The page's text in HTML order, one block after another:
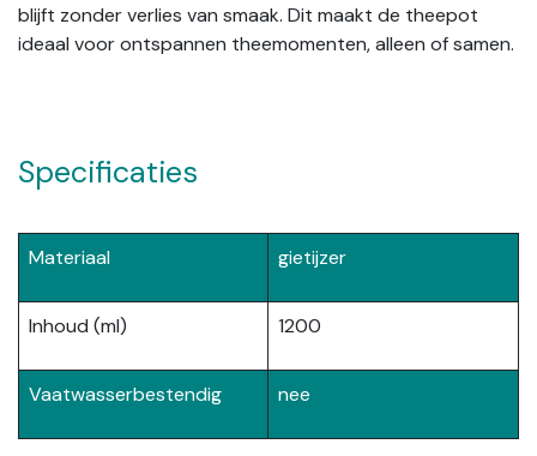
blijft zonder verlies van smaak. Dit maakt de theepot
ideaal voor ontspannen theemomenten, alleen of samen.
Specificaties
Materiaal gietijzer
Inhoud (ml) 1200
Vaatwasserbestendig nee